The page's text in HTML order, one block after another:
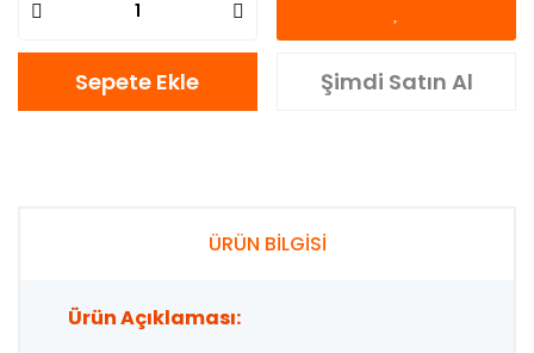
Sepete Ekle Şimdi Satın Al
ÜRÜN BİLGİSİ
Ürün Açıklaması: